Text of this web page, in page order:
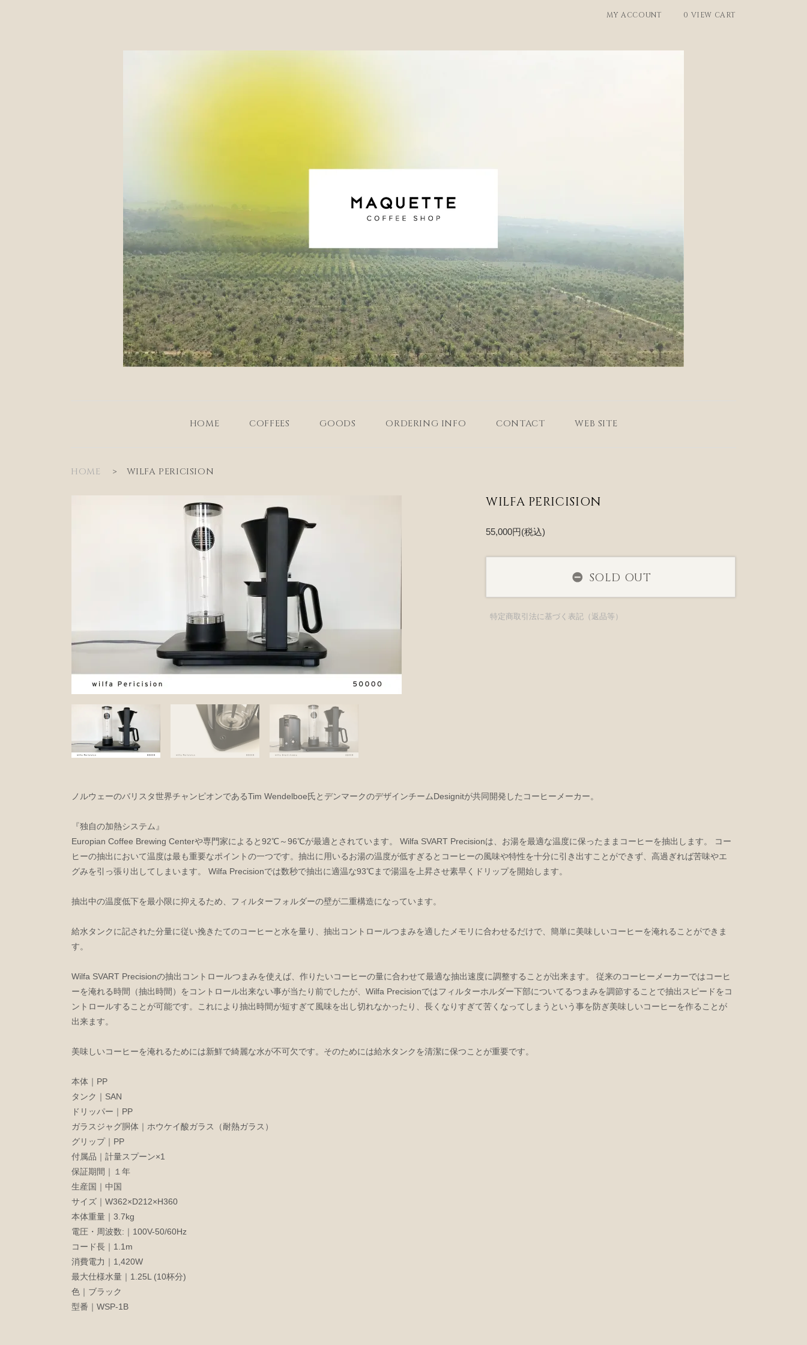
MY ACCOUNT 0 VIEW CART
HOME COFFEES GOODS ORDERING INFO CONTACT WEB SITE
HOME > WILFA PERICISION
WILFA PERICISION
55,000円(税込)
SOLD OUT
特定商取引法に基づく表記（返品等）
ノルウェーのバリスタ世界チャンピオンであるTim Wendelboe氏とデンマークのデザインチームDesignitが共同開発したコーヒーメーカー。
『独自の加熱システム』
Europian Coffee Brewing Centerや専門家によると92℃～96℃が最適とされています。 Wilfa SVART Precisionは、お湯を最適な温度に保ったままコーヒーを抽出します。 コー
ヒーの抽出において温度は最も重要なポイントの一つです。抽出に用いるお湯の温度が低すぎるとコーヒーの風味や特性を十分に引き出すことができず、高過ぎれば苦味やエ
グみを引っ張り出してしまいます。 Wilfa Precisionでは数秒で抽出に適温な93℃まで湯温を上昇させ素早くドリップを開始します。
抽出中の温度低下を最小限に抑えるため、フィルターフォルダーの壁が二重構造になっています。
給水タンクに記された分量に従い挽きたてのコーヒーと水を量り、抽出コントロールつまみを適したメモリに合わせるだけで、簡単に美味しいコーヒーを淹れることができま
す。
Wilfa SVART Precisionの抽出コントロールつまみを使えば、作りたいコーヒーの量に合わせて最適な抽出速度に調整することが出来ます。 従来のコーヒーメーカーではコーヒ
ーを淹れる時間（抽出時間）をコントロール出来ない事が当たり前でしたが、Wilfa Precisionではフィルターホルダー下部についてるつまみを調節することで抽出スピードをコ
ントロールすることが可能です。これにより抽出時間が短すぎて風味を出し切れなかったり、長くなりすぎて苦くなってしまうという事を防ぎ美味しいコーヒーを作ることが
出来ます。
美味しいコーヒーを淹れるためには新鮮で綺麗な水が不可欠です。そのためには給水タンクを清潔に保つことが重要です。
本体｜PP
タンク｜SAN
ドリッパー｜PP
ガラスジャグ胴体｜ホウケイ酸ガラス（耐熱ガラス）
グリップ｜PP
付属品｜計量スプーン×1
保証期間｜１年
生産国｜中国
サイズ｜W362×D212×H360
本体重量｜3.7kg
電圧・周波数:｜100V-50/60Hz
コード長｜1.1m
消費電力｜1,420W
最大仕様水量｜1.25L (10杯分)
色｜ブラック
型番｜WSP-1B